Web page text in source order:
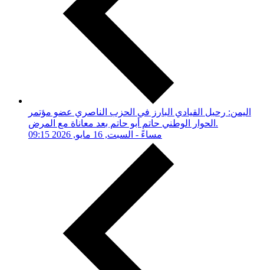
اليمن: رحيل القيادي البارز في الحزب الناصري عضو مؤتمر
الحوار الوطني حاتم أبو حاتم بعد معاناة مع المرض.
09:15 مساءً - السبت, 16 مايو, 2026